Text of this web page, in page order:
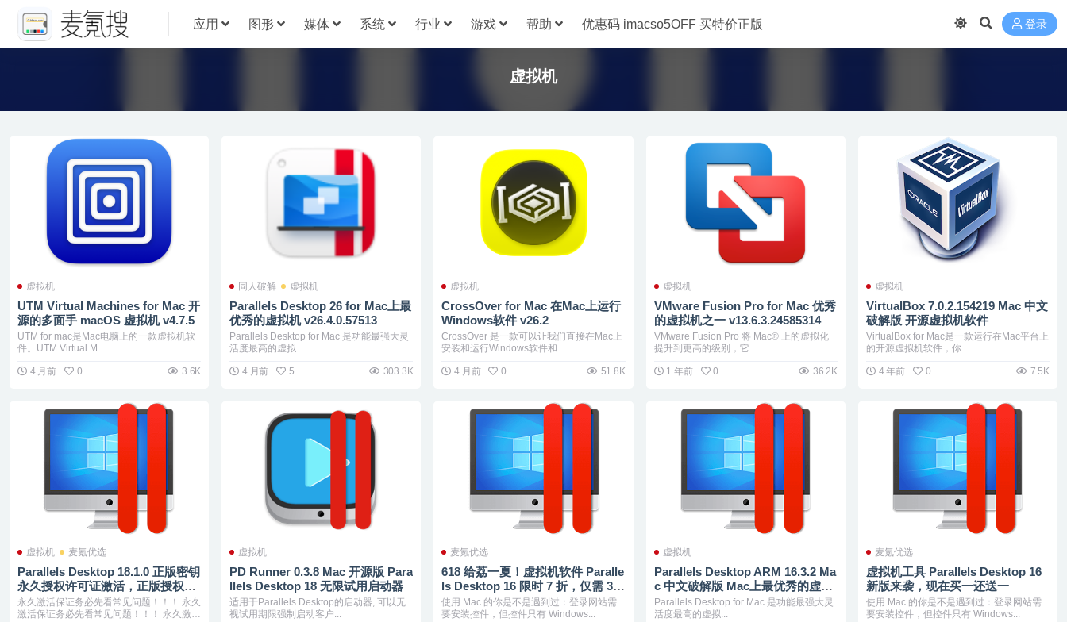
应用 图形 媒体 系统 行业 游戏 帮助 优惠码 imacso5OFF 买特价正版 登录
虚拟机
虚拟机
UTM Virtual Machines for Mac 开
源的多面手 macOS 虚拟机 v4.7.5
UTM for mac是Mac电脑上的一款虚拟机软
件。UTM Virtual M...
4 月前 0 3.6K
同人破解 虚拟机
Parallels Desktop 26 for Mac上最
优秀的虚拟机 v26.4.0.57513
Parallels Desktop for Mac 是功能最强大灵
活度最高的虚拟...
4 月前 5 303.3K
虚拟机
CrossOver for Mac 在Mac上运行
Windows软件 v26.2
CrossOver 是一款可以让我们直接在Mac上
安装和运行Windows软件和...
4 月前 0 51.8K
虚拟机
VMware Fusion Pro for Mac 优秀
的虚拟机之一 v13.6.3.24585314
VMware Fusion Pro 将 Mac® 上的虚拟化
提升到更高的级别，它...
1 年前 0 36.2K
虚拟机
VirtualBox 7.0.2.154219 Mac 中文
破解版 开源虚拟机软件
VirtualBox for Mac是一款运行在Mac平台上
的开源虚拟机软件，你...
4 年前 0 7.5K
虚拟机 麦氪优选
Parallels Desktop 18.1.0 正版密钥
永久授权许可证激活，正版授权，
永久使用 支持M1与intel Mac上最
优秀的虚拟机
永久激活保证务必先看常见问题！！！ 永久
激活保证务必先看常见问题！！！ 永久激
虚拟机
PD Runner 0.3.8 Mac 开源版 Para
llels Desktop 18 无限试用启动器
适用于Parallels Desktop的启动器, 可以无
视试用期限强制启动客户...
麦氪优选
618 给荔一夏！虚拟机软件 Paralle
ls Desktop 16 限时 7 折，仅需 34
9 元
使用 Mac 的你是不是遇到过：登录网站需
要安装控件，但控件只有 Windows...
虚拟机
Parallels Desktop ARM 16.3.2 Ma
c 中文破解版 Mac上最优秀的虚拟
机
Parallels Desktop for Mac 是功能最强大灵
活度最高的虚拟...
麦氪优选
虚拟机工具 Parallels Desktop 16
新版来袭，现在买一还送一
使用 Mac 的你是不是遇到过：登录网站需
要安装控件，但控件只有 Windows...